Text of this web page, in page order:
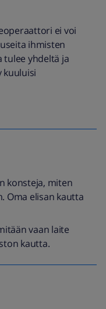
ei voi
ihmisten
tulee yhdeltä ja
kuuluisi
konsteja, miten
Oma elisan kautta
vaan laite
kautta.